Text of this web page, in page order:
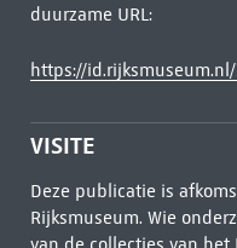
duurzame URL:
https://
VISITE
Deze publicatie is
Rijksmuseum. Wie